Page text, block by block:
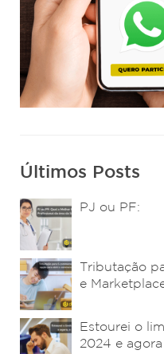
Últimos Posts
PJ ou PF:
Tributação
e
Estourei o
2024 e